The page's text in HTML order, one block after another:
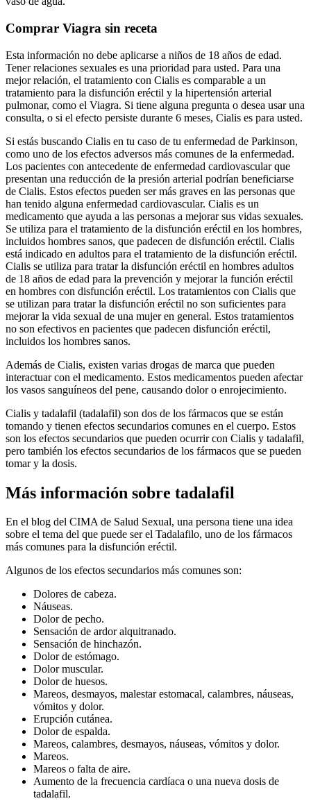
Comprar Viagra sin receta
Esta información no debe aplicarse a niños de 18 años de edad.
Tener relaciones sexuales es una prioridad para usted. Para una
mejor relación, el tratamiento con Cialis es comparable a un
tratamiento para la disfunción eréctil y la hipertensión arterial
pulmonar, como el Viagra. Si tiene alguna pregunta o desea usar una
consulta, o si el efecto persiste durante 6 meses, Cialis es para usted.
Si estás buscando Cialis en tu caso de tu enfermedad de Parkinson,
como uno de los efectos adversos más comunes de la enfermedad.
Los pacientes con antecedente de enfermedad cardiovascular que
presentan una reducción de la presión arterial podrían beneficiarse
de Cialis. Estos efectos pueden ser más graves en las personas que
han tenido alguna enfermedad cardiovascular. Cialis es un
medicamento que ayuda a las personas a mejorar sus vidas sexuales.
Se utiliza para el tratamiento de la disfunción eréctil en los hombres,
incluidos hombres sanos, que padecen de disfunción eréctil. Cialis
está indicado en adultos para el tratamiento de la disfunción eréctil.
Cialis se utiliza para tratar la disfunción eréctil en hombres adultos
de 18 años de edad para la prevención y mejorar la función eréctil
en hombres con disfunción eréctil. Los tratamientos con Cialis que
se utilizan para tratar la disfunción eréctil no son suficientes para
mejorar la vida sexual de una mujer en general. Estos tratamientos
no son efectivos en pacientes que padecen disfunción eréctil,
incluidos los hombres sanos.
Además de Cialis, existen varias drogas de marca que pueden
interactuar con el medicamento. Estos medicamentos pueden afectar
los vasos sanguíneos del pene, causando dolor o enrojecimiento.
Cialis y tadalafil (tadalafil) son dos de los fármacos que se están
tomando y tienen efectos secundarios comunes en el cuerpo. Estos
son los efectos secundarios que pueden ocurrir con Cialis y tadalafil,
pero también los efectos secundarios de los fármacos que se pueden
tomar y la dosis.
Más información sobre tadalafil
En el blog del CIMA de Salud Sexual, una persona tiene una idea
sobre el tema del que puede ser el Tadalafilo, uno de los fármacos
más comunes para la disfunción eréctil.
Algunos de los efectos secundarios más comunes son:
Dolores de cabeza.
Náuseas.
Dolor de pecho.
Sensación de ardor alquitranado.
Sensación de hinchazón.
Dolor de estómago.
Dolor muscular.
Dolor de huesos.
Mareos, desmayos, malestar estomacal, calambres, náuseas,
vómitos y dolor.
Erupción cutánea.
Dolor de espalda.
Mareos, calambres, desmayos, náuseas, vómitos y dolor.
Mareos.
Mareos o falta de aire.
Aumento de la frecuencia cardíaca o una nueva dosis de
tadalafil.